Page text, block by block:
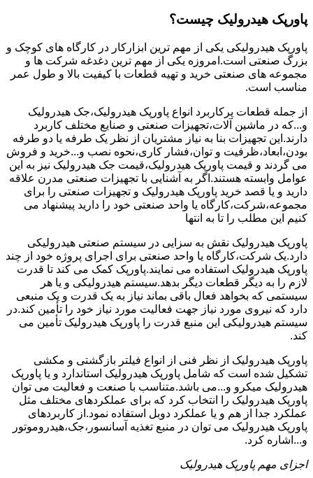
پاورپک هیدرولیک چیست؟
پاورپک هیدرولیکی یکی از مهم ترین ابزارکار در کارگاه های کوچک و
بزرگ صنعتی است.امروزه یکی از مهم ترین دغدغه شرکت ها و
مجموعه های صنعتی خرید و تهیه قطعات با کیفیت بالا و طول عمر
مناسب است.
از جمله قطعات پرکاربرد انواع پاورپک هیدرولیک،جک هیدرولیک
و...که در ماشین آلات،تجهیزات صنعتی و صنایع مختلف کاربرد
دارند.این تجهیزات بنا به نیاز مشتریان از نظر یک طرفه یا دو طرفه
بودن،ابعاد،ظرفیت و توان،فشار کاری،نحوه نصب و...خرید و فروش
می گردند و قیمت پاورپک هیدرولیک،قیمت جک هیدرولیک نیز به این
عوامل وابسته هستند.اگر به آشنایی با تجهیزات صنعتی مدرن علاقه
دارید و یا قصد خرید پاورپک هیدرولیک و تجهیزات صنعتی را برای
مجموعه،شرکت،کارگاه یا واحد صنعتی خود را دارید پیشنهاد می
کنیم این مطلب را تا به انتها
پاورپک هیدرولیک نقش به سزایی در سیستم صنعتی هیدرولیکی
دارد.یک شرکت،کارگاه یا واحد صنعتی برای اجرای پروژه خود از چند
پاورپک هیدرولیک استفاده می نمایند.پاورپک کمک می کند تا قدرت
لازم را به دیگر قطعات دیگر بدهد.سیستم هیدرولیکی و یا هر
سیستمی که بخواهد فعال باقی بماند نیاز به یک قدرت و یک منبعی
دارد که نیروی مورد نیاز جهت فعالیت مورد نیاز خود را تأمین کند.در
سیستم هیدرولیکی این منبع قدرت را پاورپک هیدرولیک تأمین می
کند.
پاورپک هیدرولیک از نظر فنی از انواع فیلتر بازگشتی و مکشی
تشکیل شده است که شامل پاورپک هیدرولیک استاندارد و یا پاورپک
هیدرولیک میکرو و...می باشد.متناسب با صنعت و فعالیت می توان
پاورپک هیدرولیک را انتخاب کرد که برای عملکردهای مختلف مثل
عملکرد جدا از هم و یا عملکرد دوبل استفاده نمود.از کاربردهای
پاورپک هیدرولیک می توان در منبع تغذیه آسانسور،جک،هیدروموتور
و...اشاره کرد.
اجزای مهم پاورپک هیدرولیک